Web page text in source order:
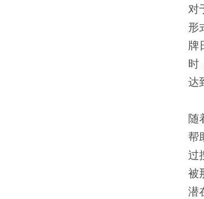
对
形
牌
时
达
随
帮
过
被
潜